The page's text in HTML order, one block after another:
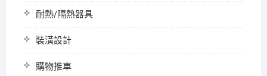
耐熱/隔熱器具
裝潢設計
購物推車